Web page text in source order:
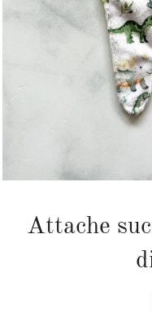
Attache